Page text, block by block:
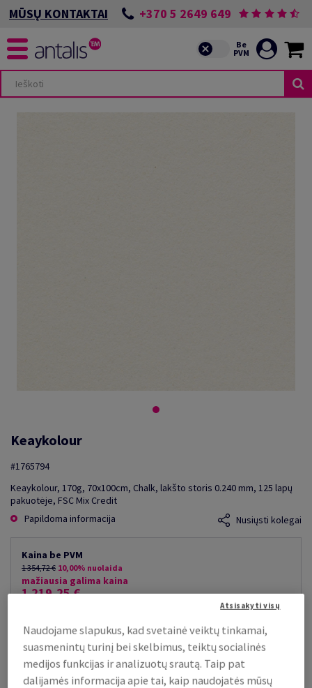
MŪSŲ KONTAKTAI +370 5 2649 649
Keaykolour
#1765794
Keaykolour, 170g, 70x100cm, Chalk, lakšto storis 0.240 mm, 125 lapų
pakuotėje, FSC Mix Credit
Papildoma informacija
Nusiųsti kolegai
Kaina be PVM
1 354,72 € 10,00% nuolaida
mažiausia galima kaina
1 219,25 €
PRISTATYMAS APYTIKSLIAI PER 15 DIENAS (-Ų)
(NEGRĄŽINAMA PREKĖ)
Kiekių palyginimas
Naudojame slapukus, kad svetainė veiktų tinkamai,
suasmenintų turinį bei skelbimus, teiktų socialinės
medijos funkcijas ir analizuotų srautą. Taip pat
dalijamės informacija apie tai, kaip naudojatės mūsų
Atsisakyti visų